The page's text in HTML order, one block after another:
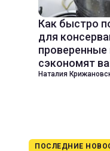
Как быстро
для
сэкономят
Наталия
ПОСЛЕДНИЕ